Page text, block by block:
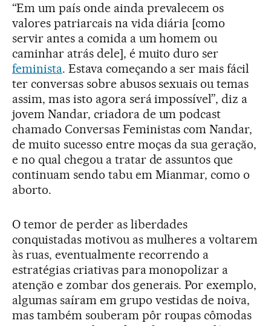
“Em um país onde ainda prevalecem os
valores patriarcais na vida diária [como
servir antes a comida a um homem ou
caminhar atrás dele], é muito duro ser
feminista. Estava começando a ser mais fácil
ter conversas sobre abusos sexuais ou temas
assim, mas isto agora será impossível”, diz a
jovem Nandar, criadora de um podcast
chamado Conversas Feministas com Nandar,
de muito sucesso entre moças da sua geração,
e no qual chegou a tratar de assuntos que
continuam sendo tabu em Mianmar, como o
aborto.
O temor de perder as liberdades
conquistadas motivou as mulheres a voltarem
às ruas, eventualmente recorrendo a
estratégias criativas para monopolizar a
atenção e zombar dos generais. Por exemplo,
algumas saíram em grupo vestidas de noiva,
mas também souberam pôr roupas cômodas